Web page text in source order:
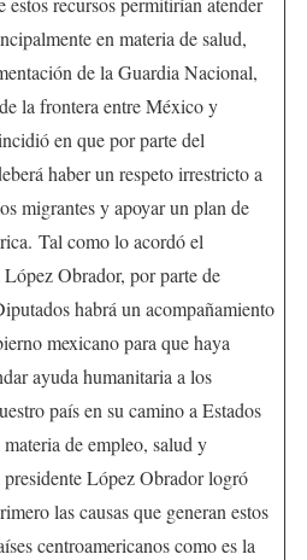
en materia de salud,
de la Guardia Nacional,
la frontera entre México y
en que por parte del
haber un respeto irrestricto a
migrantes y apoyar un plan de
Tal como lo acordó el
Obrador, por parte de
habrá un acompañamiento
mexicano para que haya
ayuda humanitaria a los
país en su camino a Estados
de empleo, salud y
López Obrador logró
las causas que generan estos
centroamericanos como es la